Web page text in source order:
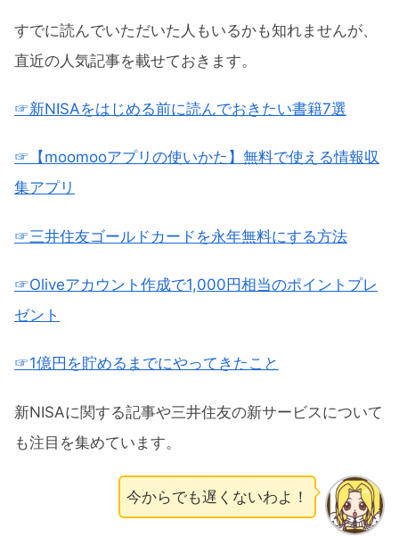
すでに読んでいただいた人もいるかも知れませんが、
直近の人気記事を載せておきます。
☞新NISAをはじめる前に読んでおきたい書籍7選
☞【moomooアプリの使いかた】無料で使える情報収
集アプリ
☞三井住友ゴールドカードを永年無料にする方法
☞Oliveアカウント作成で1,000円相当のポイントプレ
ゼント
☞1億円を貯めるまでにやってきたこと
新NISAに関する記事や三井住友の新サービスについて
も注目を集めています。
今からでも遅くないわよ！